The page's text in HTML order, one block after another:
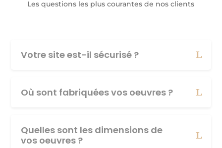
Les questions les plus courantes de nos clients
Votre site est-il sécurisé ?
Où sont fabriquées vos oeuvres ?
Quelles sont les dimensions de
vos oeuvres ?